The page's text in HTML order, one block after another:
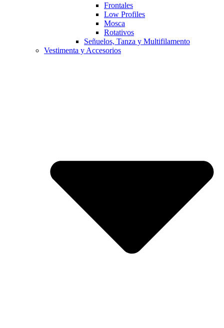
Frontales
Low Profiles
Mosca
Rotativos
Señuelos, Tanza y Multifilamento
Vestimenta y Accesorios